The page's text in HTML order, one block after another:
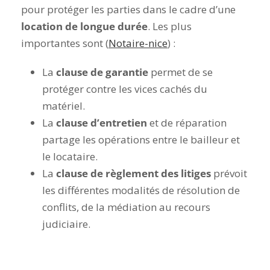
pour protéger les parties dans le cadre d’une
location de longue durée. Les plus
importantes sont (Notaire-nice) :
La clause de garantie permet de se
protéger contre les vices cachés du
matériel.
La clause d’entretien et de réparation
partage les opérations entre le bailleur et
le locataire.
La clause de règlement des litiges prévoit
les différentes modalités de résolution de
conflits, de la médiation au recours
judiciaire.